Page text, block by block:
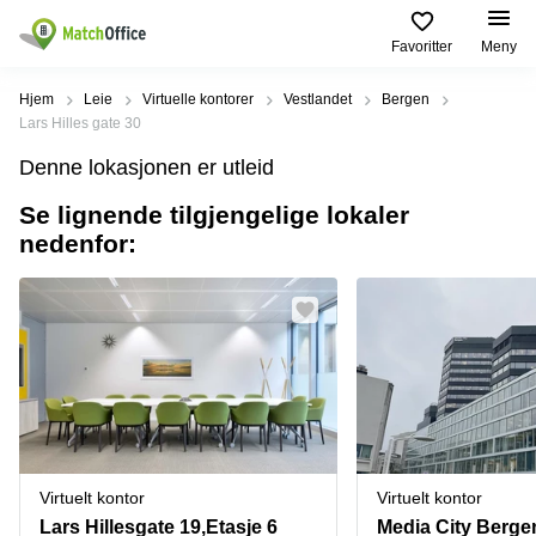
Favoritter Meny
Leie/utleie
Produktsider
Kontor
Kontorfellesskap
Kontorhoteller
Virtuelt
Lager
Møterom
Populære
Byer
Næringslokaler
til leie Oslo
Kontorhotell
Oslo
Coworking
Leie
kontor
Oslo
Leie
møterom
Populære
søk
Innspurten
11 Oslo
Hoffsveien
1 Oslo
Ibsens
gate
90
Oslo
Nedre
Slottsgate
4m Oslo
Hjelp
Om oss
Opprett annonse
Pris
Logg inn
Hjem Leie Virtuelle kontorer Vestlandet
Bergen
Lars Hilles gate 30
Denne lokasjonen er utleid
Se lignende tilgjengelige lokaler
nedenfor:
Virtuelt kontor
Lars Hillesgate 19,Etasje 6
Virtuelt kontor